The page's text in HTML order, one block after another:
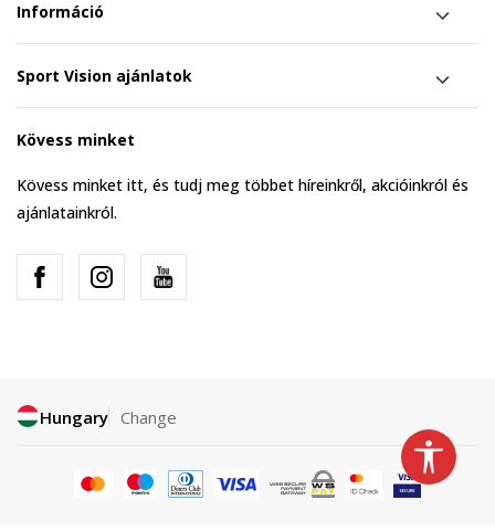
Információ
Sport Vision ajánlatok
Kövess minket
Kövess minket itt, és tudj meg többet híreinkről, akcióinkról és
ajánlatainkról.
Hungary Change